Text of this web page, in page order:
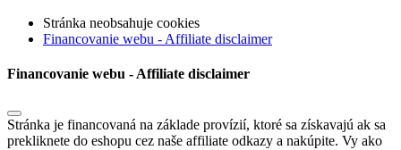
Stránka neobsahuje cookies
Financovanie webu - Affiliate disclaimer
Financovanie webu - Affiliate disclaimer
Stránka je financovaná na základe provízií, ktoré sa získavajú ak sa
prekliknete do eshopu cez naše affiliate odkazy a nakúpite. Vy ako